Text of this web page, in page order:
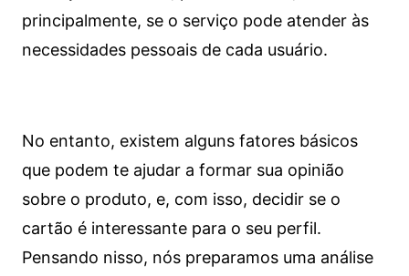
principalmente, se o serviço pode atender às
necessidades pessoais de cada usuário.
No entanto, existem alguns fatores básicos
que podem te ajudar a formar sua opinião
sobre o produto, e, com isso, decidir se o
cartão é interessante para o seu perfil.
Pensando nisso, nós preparamos uma análise